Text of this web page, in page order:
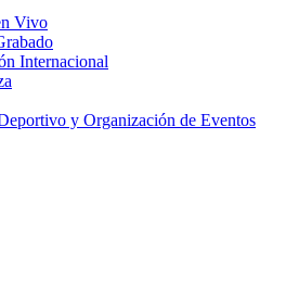
Vivo
Internacional
y Organización de Eventos